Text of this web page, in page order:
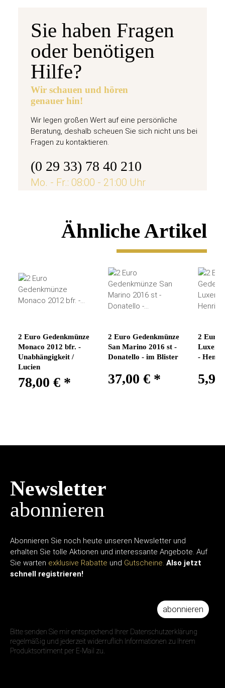
Sie haben Fragen
oder benötigen
Hilfe?
Wir schauen und hören
genauer hin!
Wir legen großen Wert auf eine persönliche
Beratung, deshalb scheuen Sie sich nicht uns bei
Fragen zu kontaktieren.
(0 29 33) 78 40 210
Mo. - Fr.: 08:00 - 21:00 Uhr
Ähnliche Artikel
2 Euro Gedenkmünze
Monaco 2012 bfr. -
Unabhängigkeit /
Lucien
78,00 € *
2 Euro Gedenkmünze
San Marino 2016 st -
Donatello - im Blister
37,00 € *
2 Euro
- Henri
Newsletter
abonnieren
Abonnieren Sie noch heute unseren Newsletter und
erhalten Sie tolle Aktionen und interessante Angebote. Auf
Sie warten exklusive Rabatte und Gutscheine. Also jetzt
schnell registrieren!
abonnieren
Bitte senden Sie mir entsprechend Ihrer Datenschutzerklärung
regelmäßig und jederzeit widerruflich Informationen zu Ihrem
Produktsortiment per E-Mail zu.